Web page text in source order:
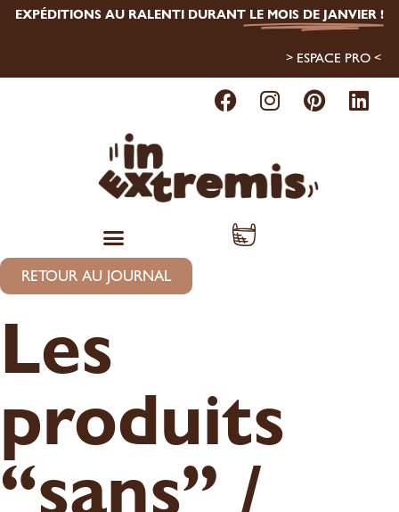
EXPÉDITIONS AU RALENTI DURANT LE MOIS DE JANVIER !
> ESPACE PRO <
RETOUR AU JOURNAL
Les
produits
“sans” /